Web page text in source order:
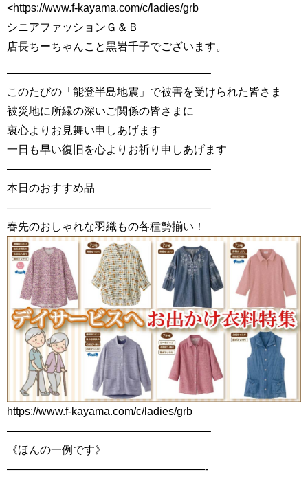
<https://www.f-kayama.com/c/ladies/grb
シニアファッションＧ＆Ｂ
店長ちーちゃんこと黒岩千子でございます。
——————————————————–
このたびの「能登半島地震」で被害を受けられた皆さま
被災地に所縁の深いご関係の皆さまに
衷心よりお見舞い申しあげます
一日も早い復旧を心よりお祈り申しあげます
——————————————————–
本日のおすすめ品
——————————————————–
春先のおしゃれな羽織もの各種勢揃い！
https://www.f-kayama.com/c/ladies/grb
——————————————————–
《ほんの一例です》
——————————————————-